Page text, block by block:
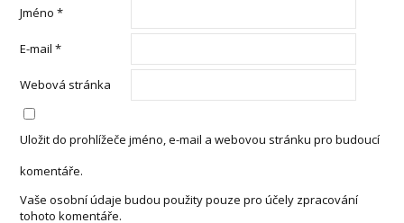
Jméno*
E-mail*
Webová stránka
Uložit do prohlížeče jméno, e-mail a webovou stránku pro budoucí
komentáře.
Vaše osobní údaje budou použity pouze pro účely zpracování
tohoto komentáře.